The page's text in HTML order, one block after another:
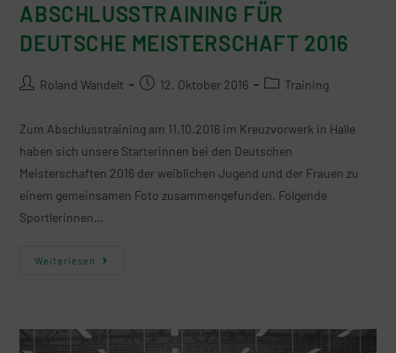
ABSCHLUSSTRAINING FÜR
DEUTSCHE MEISTERSCHAFT 2016
Roland Wandelt 12. Oktober 2016 Training
Zum Abschlusstraining am 11.10.2016 im Kreuzvorwerk in Halle
haben sich unsere Starterinnen bei den Deutschen
Meisterschaften 2016 der weiblichen Jugend und der Frauen zu
einem gemeinsamen Foto zusammengefunden. Folgende
Sportlerinnen…
Weiterlesen